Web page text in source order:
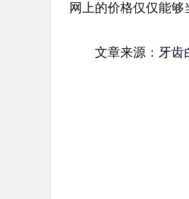
网上的价格仅仅能够
文章来源： 牙齿